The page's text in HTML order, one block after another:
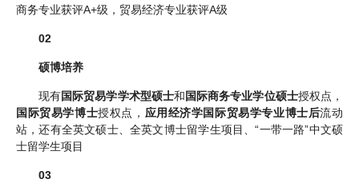
商务专业获评A+级，贸易经济专业获评A级
02
硕博培养
现有国际贸易学学术型硕士和国际商务专业学位硕士授权点，
国际贸易学博士授权点， 应用经济学国际贸易学专业博士后流动
站，还有全英文硕士、全英文博士留学生项目、“一带一路”中文硕
士留学生项目
03